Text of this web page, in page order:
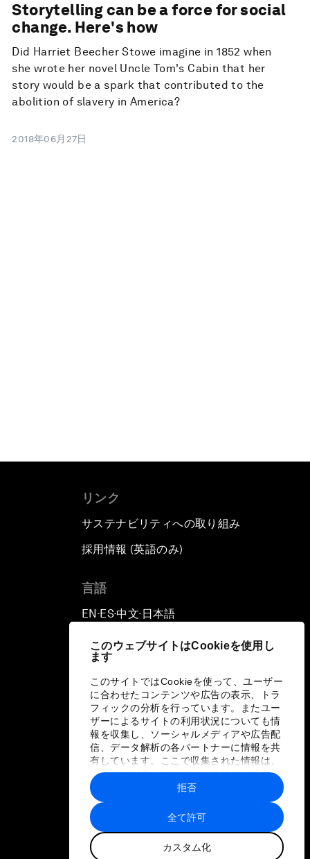
このウェブサイトはCookieを使用し
ます
このサイトではCookieを使って、ユーザー
に合わせたコンテンツや広告の表示、トラ
フィックの分析を行っています。またユー
ザーによるサイトの利用状況についても情
報を収集し、ソーシャルメディアや広告配
信、データ解析の各パートナーに情報を共
有しています。ここで収集された情報は、
ユーザーが各パートナーに提供した他の情
報や各パートナーのサービスを使用した際
に収集された情報と組み合わされ、各パー
トナーによって使用されることがありま
す。
全て許可
カスタム化
拒否
Storytelling can be a force for social
change. Here's how
Did Harriet Beecher Stowe imagine in 1852 when
she wrote her novel Uncle Tom's Cabin that her
story would be a spark that contributed to the
abolition of slavery in America?
2018年06月27日
リンク
サステナビリティへの取り組み
採用情報 (英語のみ)
言語
EN ▪ES▪中文▪ 日本語